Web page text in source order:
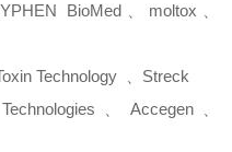
BioMed、 moltox
Technology
Streck
Accegen、